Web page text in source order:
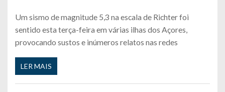
Um sismo de magnitude 5,3 na escala de Richter foi
sentido esta terça-feira em várias ilhas dos Açores,
provocando sustos e inúmeros relatos nas redes
LER MAIS